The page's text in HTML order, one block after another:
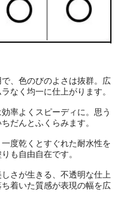
、色のびのよさは抜群。広
なく均一に仕上がります。
率よくスピーディに。思う
だんとふくらみます。
度乾くとすぐれた耐水性を
も自由自在です。
さが生きる、不透明な仕上
着いた質感が表現の幅を広